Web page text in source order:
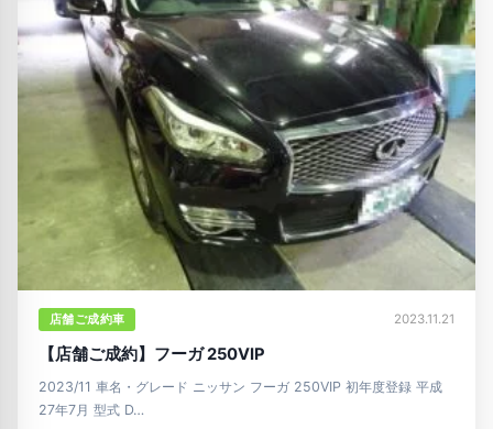
店舗ご成約車 2023.11.21
【店舗ご成約】フーガ 250VIP
2023/11 車名・グレード ニッサン フーガ 250VIP 初年度登録 平成
27年7月 型式 D…